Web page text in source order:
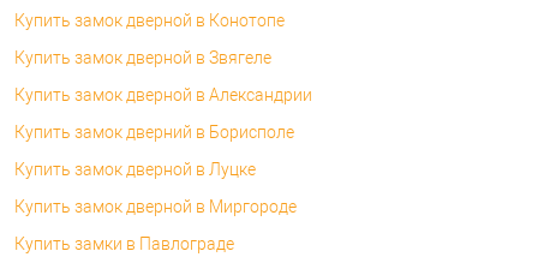
Купить замок дверной в Конотопе
Купить замок дверной в Звягеле
Купить замок дверной в Александрии
Купить замок дверний в Борисполе
Купить замок дверной в Луцке
Купить замок дверной в Миргороде
Купить замки в Павлограде